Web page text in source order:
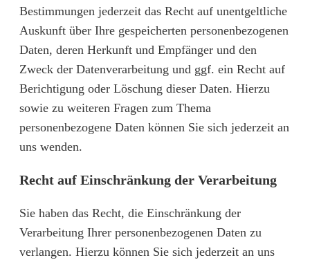
Bestimmungen jederzeit das Recht auf unentgeltliche
Auskunft über Ihre gespeicherten personenbezogenen
Daten, deren Herkunft und Empfänger und den
Zweck der Datenverarbeitung und ggf. ein Recht auf
Berichtigung oder Löschung dieser Daten. Hierzu
sowie zu weiteren Fragen zum Thema
personenbezogene Daten können Sie sich jederzeit an
uns wenden.
Recht auf Einschränkung der Verarbeitung
Sie haben das Recht, die Einschränkung der
Verarbeitung Ihrer personenbezogenen Daten zu
verlangen. Hierzu können Sie sich jederzeit an uns